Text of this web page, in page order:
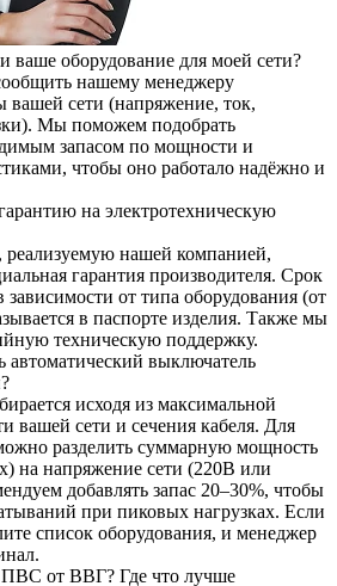
ваше оборудование для моей сети?
нашему менеджеру
вашей сети (напряжение, ток,
Мы поможем подобрать
запасом по мощности и
чтобы оно работало надёжно и
на электротехническую
нашей компанией,
гарантия производителя. Срок
зависимости от типа оборудования (от
в паспорте изделия. Также мы
техническую поддержку.
автоматический выключатель
исходя из максимальной
вашей сети и сечения кабеля. Для
разделить суммарную мощность
на напряжение сети (220В или
добавлять запас 20–30%, чтобы
при пиковых нагрузках. Если
список оборудования, и менеджер
ПВС от ВВГ? Где что лучше